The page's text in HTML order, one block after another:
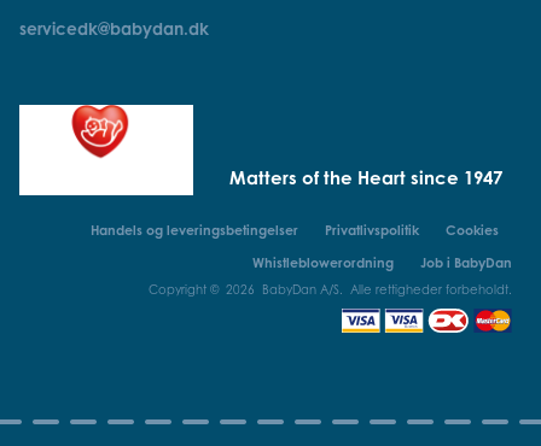
servicedk@babydan.dk
Matters of the Heart since 1947
Handels og leveringsbetingelser Privatlivspolitik
Cookies
Whistleblowerordning
Job i BabyDan
Copyright © 2026 BabyDan A/S. Alle rettigheder forbeholdt.